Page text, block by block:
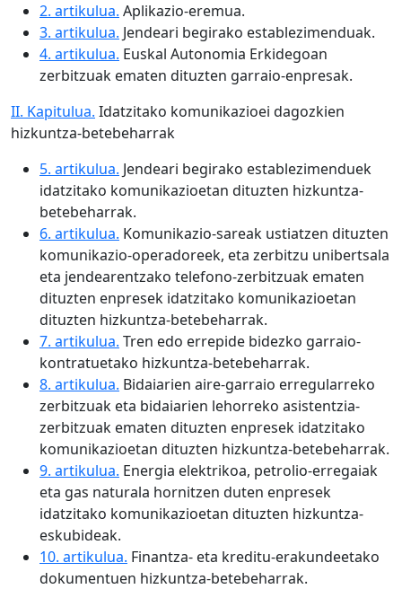
2. artikulua. Aplikazio-eremua.
3. artikulua. Jendeari begirako establezimenduak.
4. artikulua. Euskal Autonomia Erkidegoan
zerbitzuak ematen dituzten garraio-enpresak.
II. Kapitulua. Idatzitako komunikazioei dagozkien
hizkuntza-betebeharrak
5. artikulua. Jendeari begirako establezimenduek
idatzitako komunikazioetan dituzten hizkuntza-
betebeharrak.
6. artikulua. Komunikazio-sareak ustiatzen dituzten
komunikazio-operadoreek, eta zerbitzu unibertsala
eta jendearentzako telefono-zerbitzuak ematen
dituzten enpresek idatzitako komunikazioetan
dituzten hizkuntza-betebeharrak.
7. artikulua. Tren edo errepide bidezko garraio-
kontratuetako hizkuntza-betebeharrak.
8. artikulua. Bidaiarien aire-garraio erregularreko
zerbitzuak eta bidaiarien lehorreko asistentzia-
zerbitzuak ematen dituzten enpresek idatzitako
komunikazioetan dituzten hizkuntza-betebeharrak.
9. artikulua. Energia elektrikoa, petrolio-erregaiak
eta gas naturala hornitzen duten enpresek
idatzitako komunikazioetan dituzten hizkuntza-
eskubideak.
10. artikulua. Finantza- eta kreditu-erakundeetako
dokumentuen hizkuntza-betebeharrak.